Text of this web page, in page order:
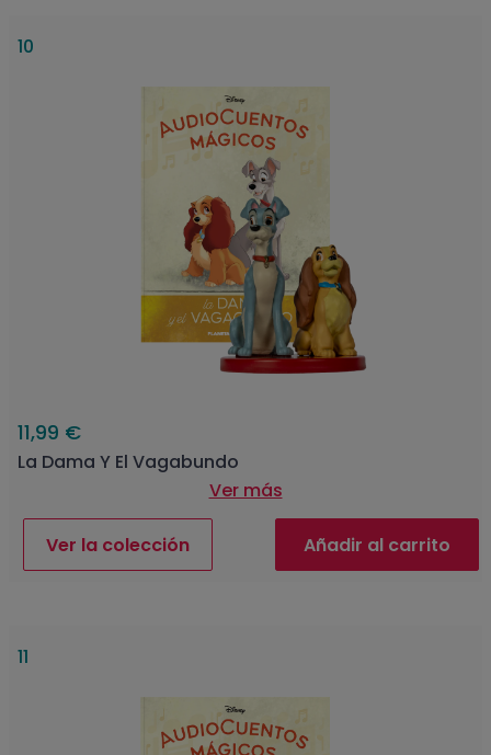
10
11,99 €
La Dama Y El Vagabundo
Ver más
Ver la colección Añadir al carrito
11